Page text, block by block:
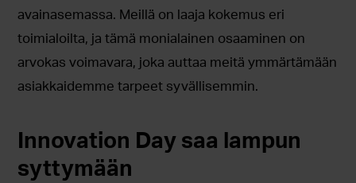
avainasemassa. Meillä on laaja kokemus eri
toimialoilta, ja tämä monialainen osaaminen on
arvokas voimavara, joka auttaa meitä ymmärtämään
asiakkaidemme tarpeet syvällisemmin.
Innovation Day saa lampun
syttymään